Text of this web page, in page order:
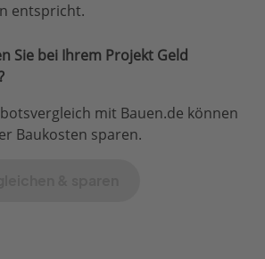
entspricht.
Sie bei Ihrem Projekt Geld
mit Bauen.de können
Baukosten sparen.